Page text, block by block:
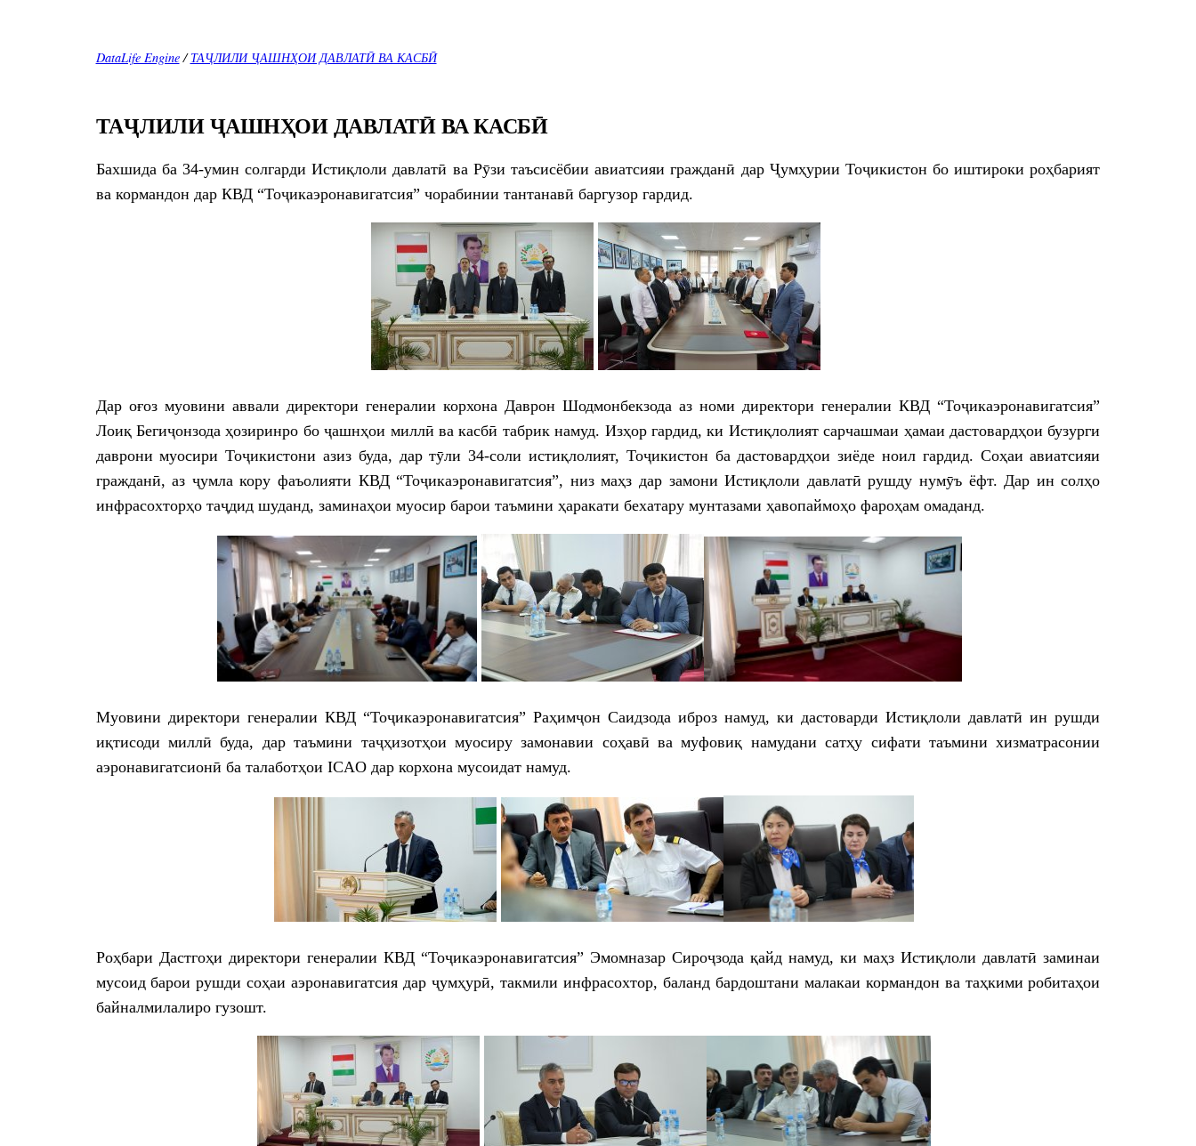
DataLife Engine/ТАҶЛИЛИ ҶАШНҲОИ ДАВЛАТӢ ВА КАСБӢ
ТАҶЛИЛИ ҶАШНҲОИ ДАВЛАТӢ ВА КАСБӢ
Бахшида ба 34-умин солгарди Истиқлоли давлатӣ ва Рӯзи таъсисёбии авиатсияи гражданӣ дар Ҷумҳурии Тоҷикистон бо иштироки роҳбарият
ва кормандон дар КВД “Тоҷикаэронавигатсия” чорабинии тантанавӣ баргузор гардид.
Дар оғоз муовини аввали директори генералии корхона Даврон Шодмонбекзода аз номи директори генералии КВД “Тоҷикаэронавигатсия”
Лоиқ Бегиҷонзода ҳозиринро бо ҷашнҳои миллӣ ва касбӣ табрик намуд. Изҳор гардид, ки Истиқлолият сарчашмаи ҳамаи дастовардҳои бузурги
даврони муосири Тоҷикистони азиз буда, дар тӯли 34-соли истиқлолият, Тоҷикистон ба дастовардҳои зиёде ноил гардид. Соҳаи авиатсияи
гражданӣ, аз ҷумла кору фаъолияти КВД “Тоҷикаэронавигатсия”, низ маҳз дар замони Истиқлоли давлатӣ рушду нумӯъ ёфт. Дар ин солҳо
инфрасохторҳо таҷдид шуданд, заминаҳои муосир барои таъмини ҳаракати бехатару мунтазами ҳавопаймоҳо фароҳам омаданд.
Муовини директори генералии КВД “Тоҷикаэронавигатсия” Раҳимҷон Саидзода иброз намуд, ки дастоварди Истиқлоли давлатӣ ин рушди
иқтисоди миллӣ буда, дар таъмини таҷҳизотҳои муосиру замонавии соҳавӣ ва муфовиқ намудани сатҳу сифати таъмини хизматрасонии
аэронавигатсионӣ ба талаботҳои ICAO дар корхона мусоидат намуд.
Роҳбари Дастгоҳи директори генералии КВД “Тоҷикаэронавигатсия” Эмомназар Сироҷзода қайд намуд, ки маҳз Истиқлоли давлатӣ заминаи
мусоид барои рушди соҳаи аэронавигатсия дар ҷумҳурӣ, такмили инфрасохтор, баланд бардоштани малакаи кормандон ва таҳкими робитаҳои
байналмилалиро гузошт.